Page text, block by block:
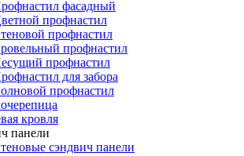
фасадный
профнастил
профнастил
профнастил
профнастил
для забора
профнастил
кровля
панели
сэндвич панели